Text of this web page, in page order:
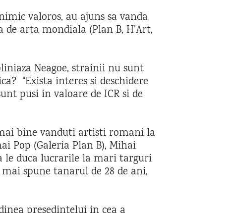
valoros, au ajuns sa vanda
arta mondiala (Plan B, H’Art,
Neagoe, strainii nu sunt
“Exista interes si deschidere
pusi in valoare de ICR si de
bine vanduti artisti romani la
Pop (Galeria Plan B), Mihai
le duca lucrarile la mari targuri
spune tanarul de 28 de ani,